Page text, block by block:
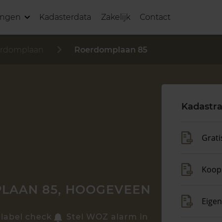
Kadasterdata Zakelijk Contact
Roerdomplaan 85
85, HOOGEVEEN
check Stel WOZ alarm in